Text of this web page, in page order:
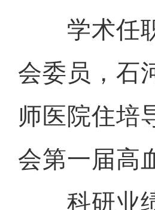
学术任职
会委员，石
师医院住培
会第一届高
科研业绩